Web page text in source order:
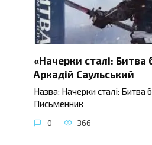
«Начерки сталі: Битва
Аркадій Саульський
Назва: Начерки сталі: Битва
Письменник
0 366